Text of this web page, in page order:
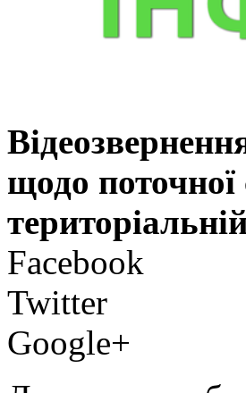
щодо поточної
Facebook
Twitter
Google+